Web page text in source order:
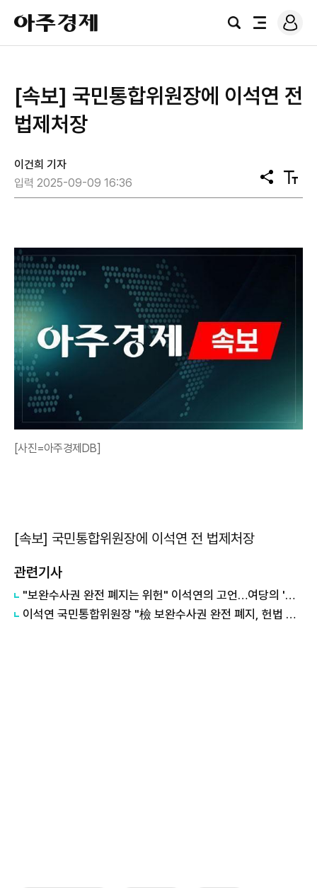
아
주
경
검
전
로
그
[속보] 국민통합위원장에 이석연 전
법제처장
이건희 기자
입력 2025-09-09 16:36
공
유
텍
스
[사진=아주경제DB]
[속보] 국민통합위원장에 이석연 전 법제처장
관련기사
"보완수사권 완전 폐지는 위헌" 이석연의 고언…여당의 '졸속 입법' 책임 무겁다
이석연 국민통합위원장 "檢 보완수사권 완전 폐지, 헌법 위배"